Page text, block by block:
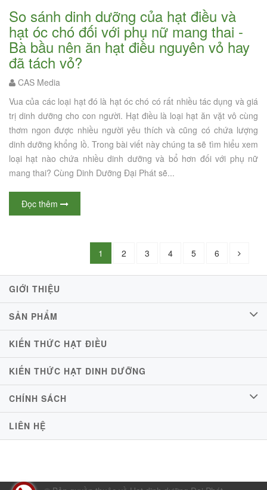
So sánh dinh dưỡng của hạt điều và
hạt óc chó đối với phụ nữ mang thai -
Bà bầu nên ăn hạt điều nguyên vỏ hay
đã tách vỏ?
CAS Media
Vua của các loại hạt đó là hạt óc chó có rất nhiều tác dụng và giá
trị dinh dưỡng cho con người. Hạt điều là loại hạt ăn vặt vô cùng
thơm ngon được nhiều người yêu thích và cũng có chứa lượng
dinh dưỡng khổng lồ. Trong bài viết này chúng ta sẽ tìm hiểu xem
loại hạt nào chứa nhiều dinh dưỡng và bổ hơn đối với phụ nữ
mang thai? Cùng Dinh Dưỡng Đại Phát sẽ...
Đọc thêm
1 2 3 4 5 6
GIỚI THIỆU
SẢN PHẨM
KIẾN THỨC HẠT ĐIỀU
KIẾN THỨC HẠT DINH DƯỠNG
CHÍNH SÁCH
LIÊN HỆ